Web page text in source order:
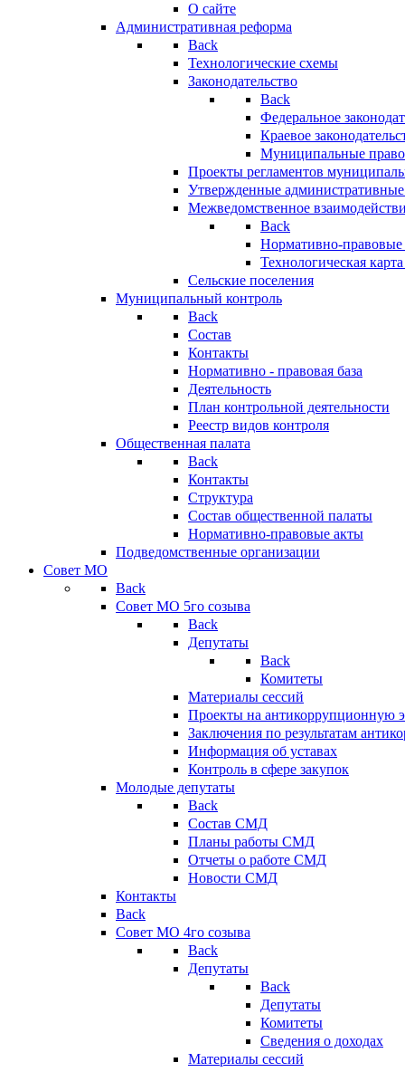
О сайте
Административная реформа
Back
Технологические схемы
Законодательство
Back
Федеральное
Краевое
Муниципальные
Проекты регламентов
Утвержденные
Межведомственное
Back
Нормативно-правовые
Технологическая
Сельские поселения
Муниципальный контроль
Back
Состав
Контакты
Нормативно - правовая база
Деятельность
План контрольной деятельности
Реестр видов контроля
Общественная палата
Back
Контакты
Структура
Состав общественной палаты
Нормативно-правовые акты
Подведомственные организации
Совет МО
Back
Совет МО 5го созыва
Back
Депутаты
Back
Комитеты
Материалы сессий
Проекты на антикоррупционную
Заключения по результатам
Информация об уставах
Контроль в сфере закупок
Молодые депутаты
Back
Состав СМД
Планы работы СМД
Отчеты о работе СМД
Новости СМД
Контакты
Back
Совет МО 4го созыва
Back
Депутаты
Back
Депутаты
Комитеты
Сведения о доходах
Материалы сессий